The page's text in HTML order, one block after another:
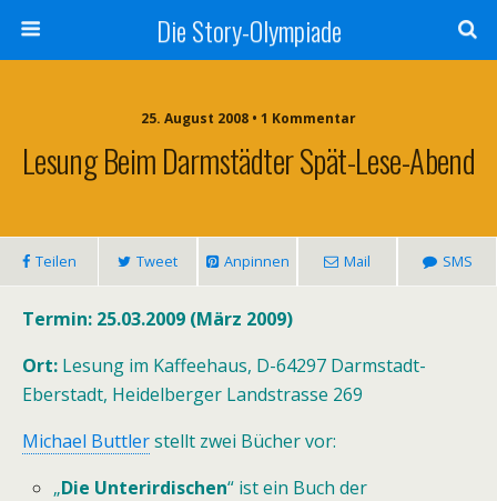
Die Story-Olympiade
25. August 2008 • 1 Kommentar
Lesung Beim Darmstädter Spät-Lese-Abend
Teilen Tweet Anpinnen Mail SMS
Termin: 25.03.2009 (März 2009)
Ort: Lesung im Kaffeehaus, D-64297 Darmstadt-
Eberstadt, Heidelberger Landstrasse 269
Michael Buttlerstellt zwei Bücher vor:
„Die Unterirdischen“ ist ein Buch der